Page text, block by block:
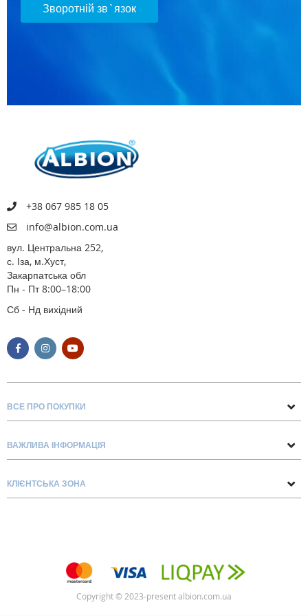
Зворотній зв`язок
+38 067 985 18 05
info@albion.com.ua
вул. Центральна 252,
с. Іза, м.Хуст,
Закарпатська обл
Пн - Пт 8:00–18:00
Сб - Нд вихідний
ВСЕ ПРО ПОКУПКИ
Про нас
Блог
ВАЖЛИВА ІНФОРМАЦІЯ
Доставка та оплата
КЛІЄНТСЬКА ЗОНА
Copyright © 2023-present albion.com.ua